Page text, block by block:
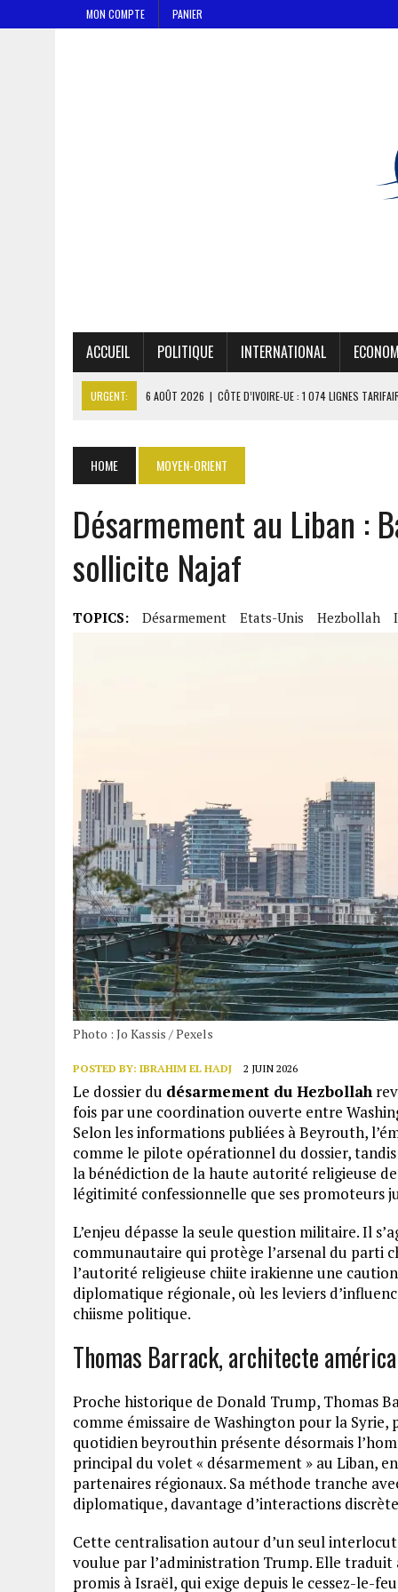
MON COMPTE PANIER
ACCUEIL POLITIQUE INTERNATIONAL
URGENT: 6 AOÛT 2026 | CÔTE D’IVOIRE-UE : 1 074 LIGNES
6 AOÛT 2026 | MONDIAL 2030 : INFANTINO ACCUSÉ D’AVOIR PROMIS
6 AOÛT 2026
SÉNÉGAL : ABDOU KHADIR SOW QUITTE LE PRP POUR
HOME MOYEN-ORIENT
Désarmement au Liban :
sollicite Najaf
TOPICS: Désarmement Etats-Unis Hezbollah
Photo : Jo Kassis / Pexels
POSTED BY: IBRAHIM EL HADJ 2 JUIN 2026
Le dossier du désarmement du Hezbollah
fois par une coordination ouverte entre
Selon les informations publiées à Beyrouth,
comme le pilote opérationnel du dossier,
la bénédiction de la haute autorité religieuse
légitimité confessionnelle que ses promoteurs
L’enjeu dépasse la seule question militaire. Il
communautaire qui protège l’arsenal du parti
l’autorité religieuse chiite irakienne une
diplomatique régionale, où les leviers
chiisme politique.
Thomas Barrack, architecte
Proche historique de Donald Trump, Thomas
comme émissaire de Washington pour la
quotidien beyrouthin présente désormais
principal du volet « désarmement » au Liban,
partenaires régionaux. Sa méthode tranche
diplomatique, davantage d’interactions
Cette centralisation autour d’un seul
voulue par l’administration Trump. Elle
promis à Israël, qui exige depuis le cessez-le-